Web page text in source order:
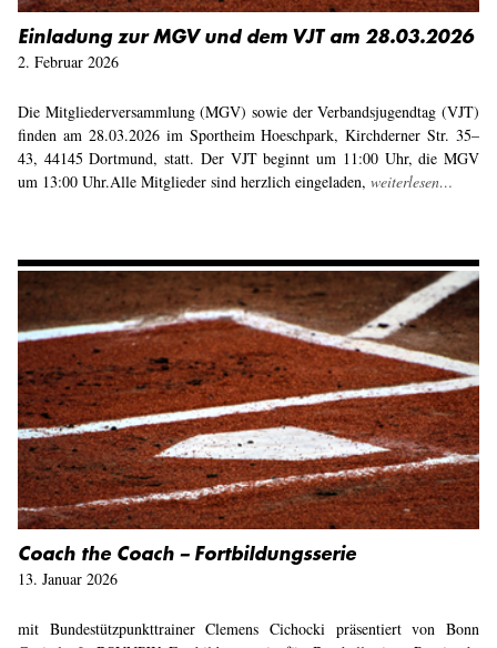
Einladung zur MGV und dem VJT am 28.03.2026
2. Februar 2026
Die Mitgliederversammlung (MGV) sowie der Verbandsjugendtag (VJT)
finden am 28.03.2026 im Sportheim Hoeschpark, Kirchderner Str. 35–
43, 44145 Dortmund, statt. Der VJT beginnt um 11:00 Uhr, die MGV
um 13:00 Uhr.Alle Mitglieder sind herzlich eingeladen, weiterlesen…
Coach the Coach – Fortbildungsserie
13. Januar 2026
mit Bundestützpunkttrainer Clemens Cichocki präsentiert von Bonn